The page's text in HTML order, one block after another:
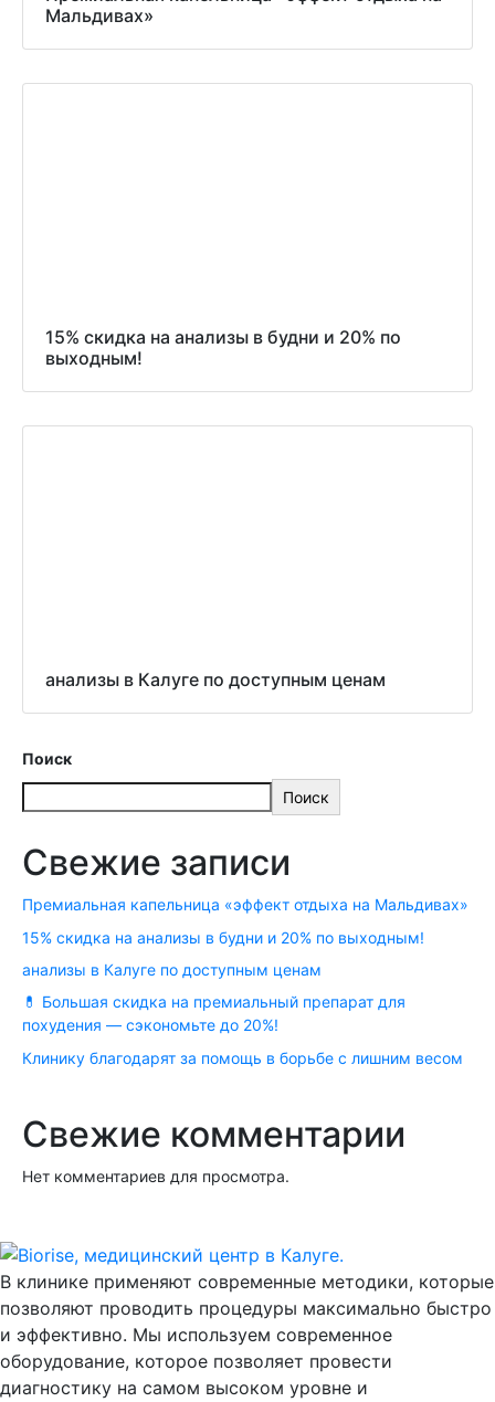
Мальдивах»
15% скидка на анализы в будни и 20% по
выходным!
анализы в Калуге по доступным ценам
Поиск
Поиск
Свежие записи
Премиальная капельница «эффект отдыха на Мальдивах»
15% скидка на анализы в будни и 20% по выходным!
анализы в Калуге по доступным ценам
💊 Большая скидка на премиальный препарат для
похудения — сэкономьте до 20%!
Клинику благодарят за помощь в борьбе с лишним весом
Свежие комментарии
Нет комментариев для просмотра.
В клинике применяют современные методики, которые
позволяют проводить процедуры максимально быстро
и эффективно. Мы используем современное
оборудование, которое позволяет провести
диагностику на самом высоком уровне и